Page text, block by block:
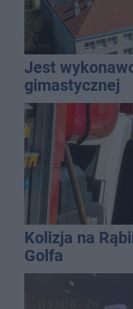
Jest
gimastycznej
Kolizja na
Golfa